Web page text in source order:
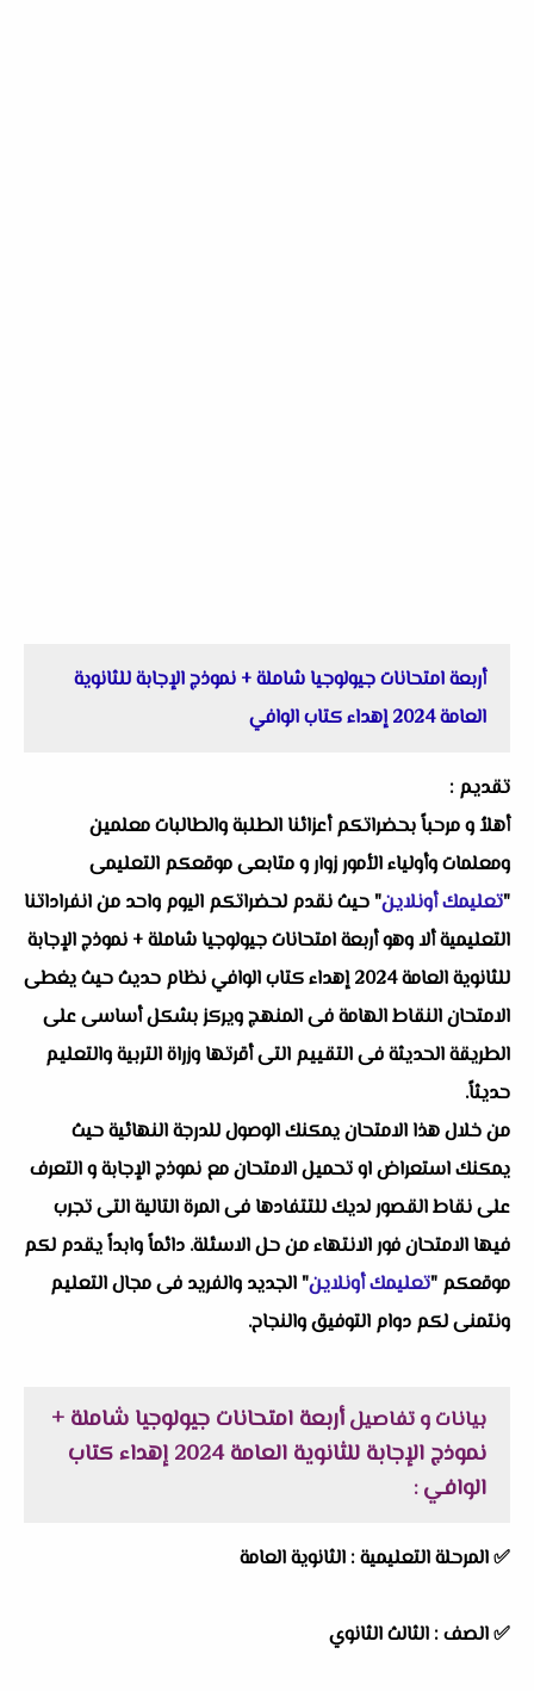
أربعة امتحانات جيولوجيا شاملة + نموذج الإجابة للثانوية
العامة 2024 إهداء كتاب الوافي
تقديم :
أهلاُ و مرحباً بحضراتكم أعزائنا الطلبة والطالبات معلمين
ومعلمات وأولياء الأمور زوار و متابعى موقعكم التعليمى
"تعليمك أونلاين" حيث نقدم لحضراتكم اليوم واحد من انفراداتنا
التعليمية ألا وهو أربعة امتحانات جيولوجيا شاملة + نموذج الإجابة
للثانوية العامة 2024 إهداء كتاب الوافي نظام حديث حيث يغطى
الامتحان النقاط الهامة فى المنهج ويركز بشكل أساسى على
الطريقة الحديثة فى التقييم التى أقرتها وزراة التربية والتعليم
حديثاً.
من خلال هذا الامتحان يمكنك الوصول للدرجة النهائية حيث
يمكنك استعراض او تحميل الامتحان مع نموذج الإجابة و التعرف
على نقاط القصور لديك للتتفادها فى المرة التالية التى تجرب
فيها الامتحان فور الانتهاء من حل الاسئلة. دائماً وابداً يقدم لكم
موقعكم "تعليمك أونلاين" الجديد والفريد فى مجال التعليم
ونتمنى لكم دوام التوفيق والنجاح.
بيانات و تفاصيلأربعة امتحانات جيولوجيا شاملة +
نموذج الإجابة للثانوية العامة 2024 إهداء كتاب
الوافي:
✅المرحلة التعليمية : الثانوية العامة
✅الصف : الثالث الثانوي